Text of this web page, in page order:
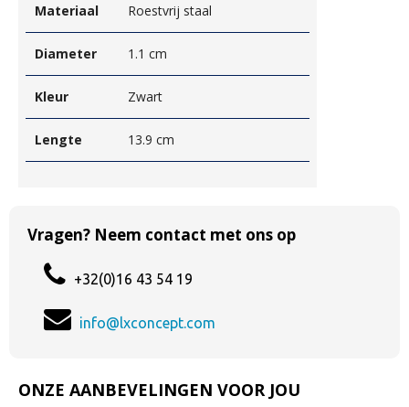
Materiaal Roestvrij staal
Diameter 1.1 cm
Kleur Zwart
Lengte 13.9 cm
Vragen? Neem contact met ons op
+32(0)16 43 54 19
info@lxconcept.com
ONZE AANBEVELINGEN VOOR JOU